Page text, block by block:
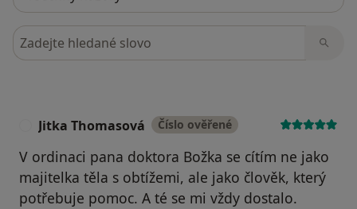
Hledejte v názorech
Jitka Thomasová Číslo ověřené
V ordinaci pana doktora Božka se cítím ne jako
majitelka těla s obtížemi, ale jako člověk, který
potřebuje pomoc. A té se mi vždy dostalo.